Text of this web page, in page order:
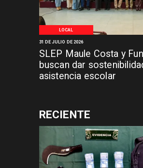
LOCAL
SLEP Maule Costa y
buscan dar
asistencia escolar
31 DE JULIO DE 2026
RECIENTE